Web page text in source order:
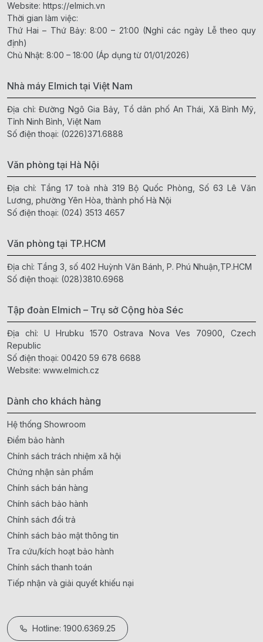
Website: https://elmich.vn
Thời gian làm việc:
Thứ Hai – Thứ Bảy: 8:00 – 21:00 (Nghỉ các ngày Lễ theo quy
định)
Chủ Nhật: 8:00 – 18:00 (Áp dụng từ 01/01/2026)
Nhà máy Elmich tại Việt Nam
Địa chỉ: Đường Ngô Gia Bảy, Tổ dân phố An Thái, Xã Bình Mỹ,
Tỉnh Ninh Bình, Việt Nam
Số điện thoại: (0226)371.6888
Văn phòng tại Hà Nội
Địa chỉ: Tầng 17 toà nhà 319 Bộ Quốc Phòng, Số 63 Lê Văn
Lương, phường Yên Hòa, thành phố Hà Nội
Số điện thoại: (024) 3513 4657
Văn phòng tại TP.HCM
Địa chỉ: Tầng 3, số 402 Huỳnh Văn Bánh, P. Phú Nhuận,TP.HCM
Số điện thoại: (028)3810.6968
Tập đoàn Elmich – Trụ sở Cộng hòa Séc
Địa chỉ: U Hrubku 1570 Ostrava Nova Ves 70900, Czech
Republic
Số điện thoại: 00420 59 678 6688
Website: www.elmich.cz
Dành cho khách hàng
Hệ thống Showroom
Điểm bảo hành
Chính sách trách nhiệm xã hội
Chứng nhận sản phẩm
Chính sách bán hàng
Chính sách bảo hành
Chính sách đổi trả
Chính sách bảo mật thông tin
Tra cứu/kích hoạt bảo hành
Chính sách thanh toán
Tiếp nhận và giải quyết khiếu nại
Hotline: 1900.6369.25